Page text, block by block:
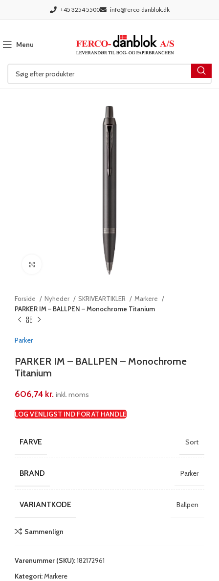
+45 3254 5500 info@ferco-danblok.dk
Menu
Forside Nyheder SKRIVEARTIKLER
Markere
PARKER IM – BALLPEN – Monochrome Titanium
Parker
PARKER IM – BALLPEN – Monochrome
Titanium
606,74 kr. inkl. moms
LOG VENLIGST IND FOR AT HANDLE
FARVE Sort
BRAND Parker
VARIANTKODE Ballpen
Sammenlign
Varenummer (SKU):182172961
Kategori:Markere